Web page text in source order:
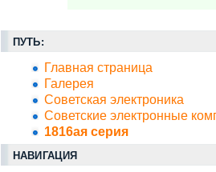
ПУТЬ:
Главная страница
Галерея
Советская электроника
Советские электронные
1816ая серия
НАВИГАЦИЯ